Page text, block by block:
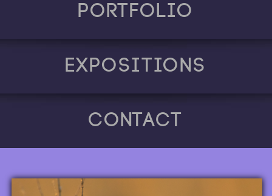
Portfolio
Expositions
Contact